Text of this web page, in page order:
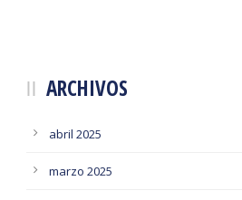
ARCHIVOS
abril 2025
marzo 2025